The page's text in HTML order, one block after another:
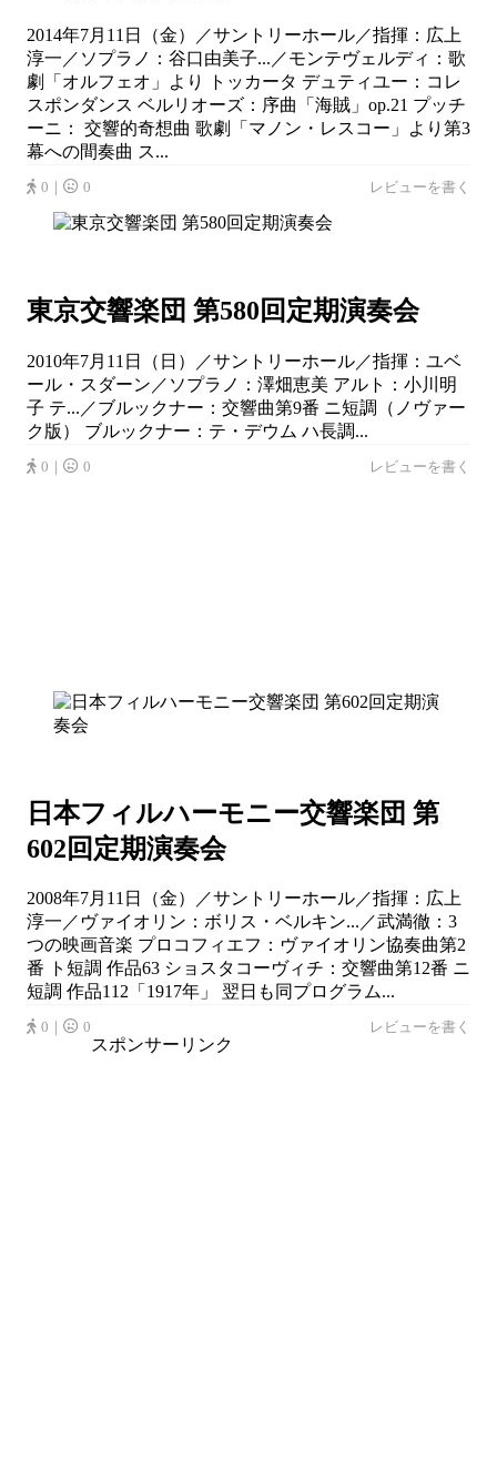
2014年7月11日（金）／サントリーホール／指揮：広上
淳一／ソプラノ：谷口由美子...／モンテヴェルディ：歌
劇「オルフェオ」より トッカータ デュティユー：コレ
スポンダンス ベルリオーズ：序曲「海賊」op.21 プッチ
ーニ： 交響的奇想曲 歌劇「マノン・レスコー」より第3
幕への間奏曲 ス...
0｜ 0 レビューを書く
東京交響楽団 第580回定期演奏会
2010年7月11日（日）／サントリーホール／指揮：ユベ
ール・スダーン／ソプラノ：澤畑恵美 アルト：小川明
子 テ...／ブルックナー：交響曲第9番 ニ短調（ノヴァー
ク版） ブルックナー：テ・デウム ハ長調...
0｜ 0 レビューを書く
日本フィルハーモニー交響楽団 第
602回定期演奏会
2008年7月11日（金）／サントリーホール／指揮：広上
淳一／ヴァイオリン：ボリス・ベルキン...／武満徹：3
つの映画音楽 プロコフィエフ：ヴァイオリン協奏曲第2
番 ト短調 作品63 ショスタコーヴィチ：交響曲第12番 ニ
短調 作品112「1917年」 翌日も同プログラム...
0｜ 0 レビューを書く
スポンサーリンク